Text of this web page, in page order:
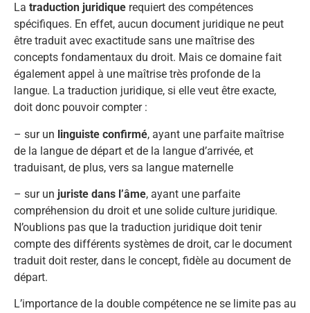
La traduction juridique requiert des compétences
spécifiques. En effet, aucun document juridique ne peut
être traduit avec exactitude sans une maîtrise des
concepts fondamentaux du droit. Mais ce domaine fait
également appel à une maîtrise très profonde de la
langue. La traduction juridique, si elle veut être exacte,
doit donc pouvoir compter :
– sur un linguiste confirmé, ayant une parfaite maîtrise
de la langue de départ et de la langue d’arrivée, et
traduisant, de plus, vers sa langue maternelle
– sur un juriste dans l’âme, ayant une parfaite
compréhension du droit et une solide culture juridique.
N’oublions pas que la traduction juridique doit tenir
compte des différents systèmes de droit, car le document
traduit doit rester, dans le concept, fidèle au document de
départ.
L’importance de la double compétence ne se limite pas au